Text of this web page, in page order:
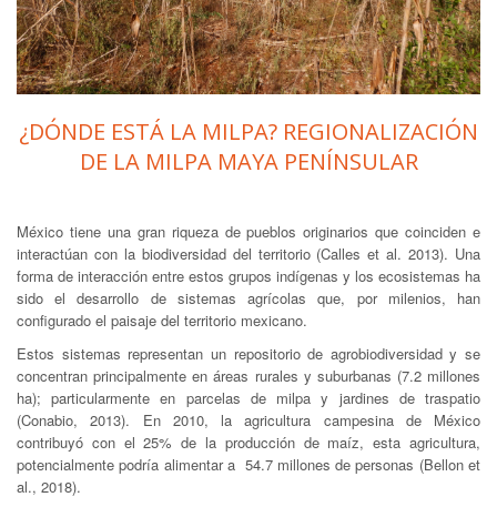
¿DÓNDE ESTÁ LA MILPA? REGIONALIZACIÓN
DE LA MILPA MAYA PENÍNSULAR
México tiene una gran riqueza de pueblos originarios que coinciden e
interactúan con la biodiversidad del territorio (Calles et al. 2013). Una
forma de interacción entre estos grupos indígenas y los ecosistemas ha
sido el desarrollo de sistemas agrícolas que, por milenios, han
configurado el paisaje del territorio mexicano.
Estos sistemas representan un repositorio de agrobiodiversidad y se
concentran principalmente en áreas rurales y suburbanas (7.2 millones
ha); particularmente en parcelas de milpa y jardines de traspatio
(Conabio, 2013). En 2010, la agricultura campesina de México
contribuyó con el 25% de la producción de maíz, esta agricultura,
potencialmente podría alimentar a 54.7 millones de personas (Bellon et
al., 2018).